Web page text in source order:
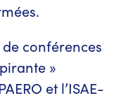
conférences
»
et l’ISAE-